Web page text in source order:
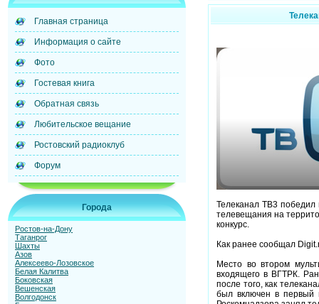
Главная страница
Информация о сайте
Фото
Гостевая книга
Обратная связь
Любительское вещание
Ростовский радиоклуб
Форум
Города
Ростов-на-Дону
Таганрог
Шахты
Азов
Алексеево-Лозовское
Белая Калитва
Боковская
Вешенская
Волгодонск
Телеканал ТВ3 победил
телевещания на
конкурс.
Как ранее сообщал
Место во втором
входящего в ВГТРК.
после того, как
был включен в первый